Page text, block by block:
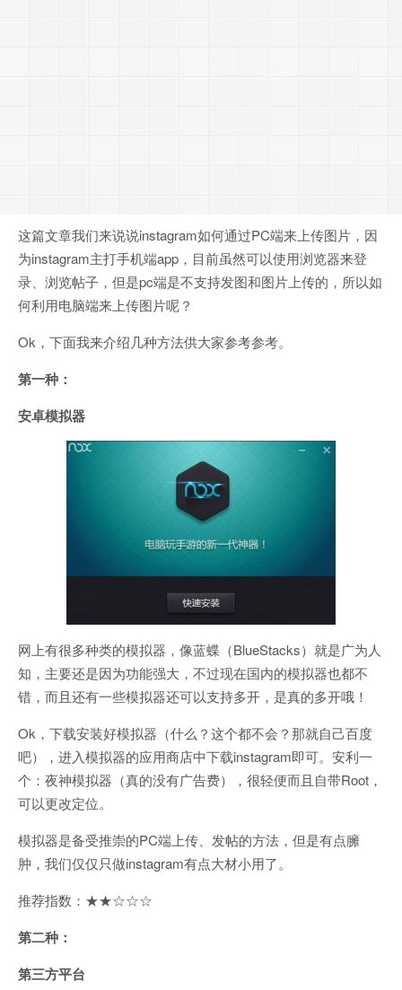
这篇文章我们来说说instagram如何通过PC端来上传图片，因
为instagram主打手机端app，目前虽然可以使用浏览器来登
录、浏览帖子，但是pc端是不支持发图和图片上传的，所以如
何利用电脑端来上传图片呢？
Ok，下面我来介绍几种方法供大家参考参考。
第一种：
安卓模拟器
网上有很多种类的模拟器，像蓝蝶（BlueStacks）就是广为人
知，主要还是因为功能强大，不过现在国内的模拟器也都不
错，而且还有一些模拟器还可以支持多开，是真的多开哦！
Ok，下载安装好模拟器（什么？这个都不会？那就自己百度
吧），进入模拟器的应用商店中下载instagram即可。安利一
个：夜神模拟器（真的没有广告费），很轻便而且自带Root，
可以更改定位。
模拟器是备受推崇的PC端上传、发帖的方法，但是有点臃
肿，我们仅仅只做instagram有点大材小用了。
推荐指数：★★☆☆☆
第二种：
第三方平台